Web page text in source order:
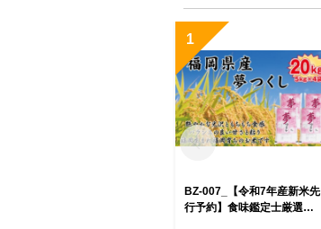
1
BZ-007_【令和7年産新米先
行予約】食味鑑定士厳選